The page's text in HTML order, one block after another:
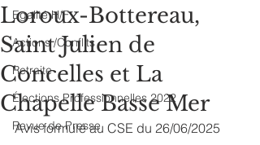
Egalité H/F
Actions /Conflits
Retraite
Élections Professionnelles 2022
Revue de Presse
Loroux-Bottereau,
Saint Julien de
Concelles et La
Chapelle Basse Mer
Avis formulé au CSE du 26/06/2025